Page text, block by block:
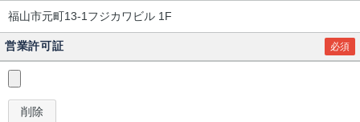
福山市元町13-1フジカワビル 1F
営業許可証 必須